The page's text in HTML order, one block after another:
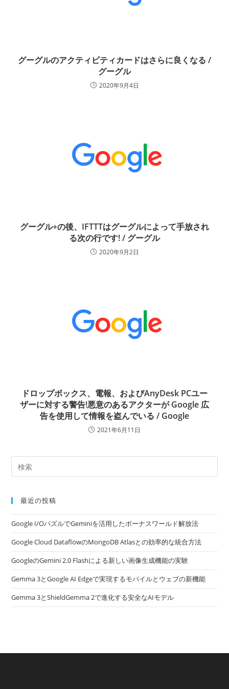
グーグルのアクティビティカードはさらに良くなる /
グーグル
2020年9月4日
グーグル+の後、IFTTTはグーグルによって手放され
る次の行です! / グーグル
2020年9月2日
ドロップボックス、電報、およびAnyDesk PCユー
ザーに対する警告!悪意のあるアクターが Google 広
告を使用して情報を盗んでいる / Google
2021年6月11日
最近の投稿
Google I/OパズルでGeminiを活用したボーナスワールド解放法
Google Cloud DataflowのMongoDB Atlasとの効率的な統合方法
GoogleのGemini 2.0 Flashによる新しい画像生成機能の実験
Gemma 3とGoogle AI Edgeで実現するモバイルとウェブの新機能
Gemma 3とShieldGemma 2で進化する安全なAIモデル